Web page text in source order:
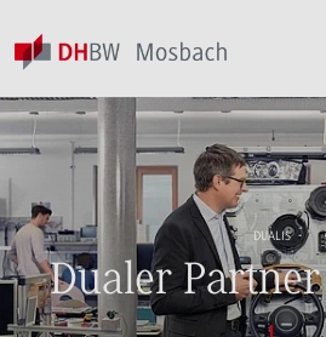
DUALIS
Dualer